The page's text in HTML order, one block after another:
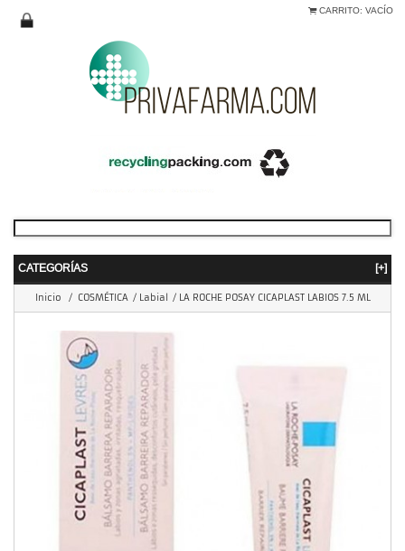
CARRITO: VACÍO
CATEGORÍAS [+]
Inicio / COSMÉTICA / Labial / LA ROCHE POSAY CICAPLAST LABIOS 7.5 ML